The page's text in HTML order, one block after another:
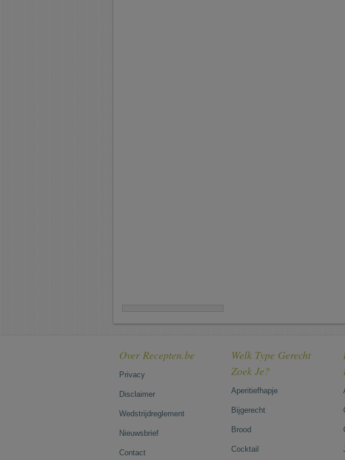
Over Recepten.be
Privacy
Disclaimer
Wedstrijdreglement
Nieuwsbrief
Contact
Welk Type Gerecht
Zoek Je?
Aperitiefhapje
Bijgerecht
Brood
Cocktail